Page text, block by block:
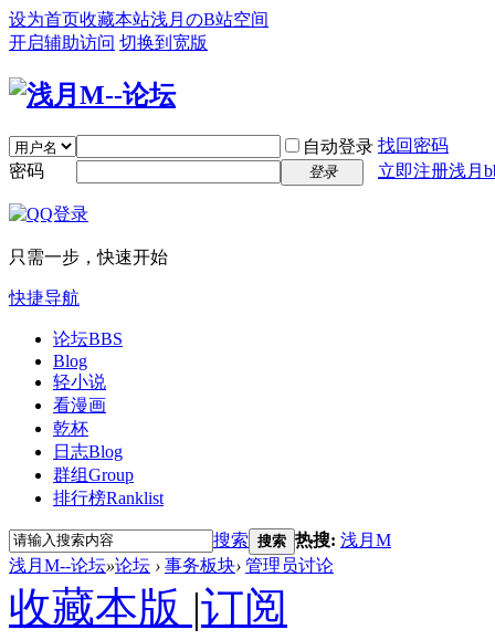
设为首页收藏本站浅月のB站空间
开启辅助访问 切换到宽版
自动登录 找回密码
密码
登录 立即注册浅月
只需一步，快速开始
快捷导航
论坛BBS
Blog
轻小说
看漫画
乾杯
日志Blog
群组Group
排行榜Ranklist
搜索 搜索 热搜: 浅月M
浅月M--论坛»论坛 › 事务板块› 管理员讨论
收藏本版 |订阅